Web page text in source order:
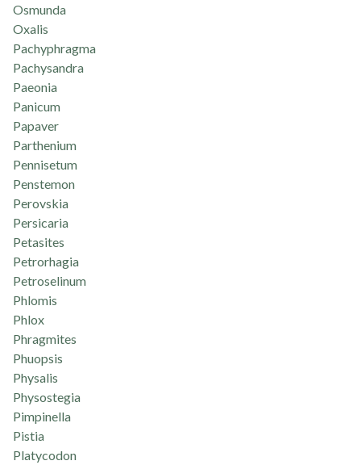
Osmunda
Oxalis
Pachyphragma
Pachysandra
Paeonia
Panicum
Papaver
Parthenium
Pennisetum
Penstemon
Perovskia
Persicaria
Petasites
Petrorhagia
Petroselinum
Phlomis
Phlox
Phragmites
Phuopsis
Physalis
Physostegia
Pimpinella
Pistia
Platycodon